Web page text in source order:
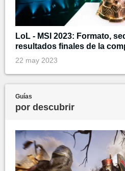
LoL - MSI 2023: Formato,
resultados finales de la
22 may 2023
Guías
por descubrir